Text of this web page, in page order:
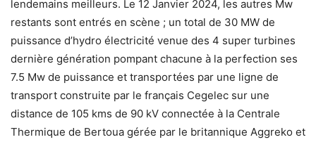
lendemains meilleurs. Le 12 Janvier 2024, les autres Mw
restants sont entrés en scène ; un total de 30 MW de
puissance d’hydro électricité venue des 4 super turbines
dernière génération pompant chacune à la perfection ses
7.5 Mw de puissance et transportées par une ligne de
transport construite par le français Cegelec sur une
distance de 105 kms de 90 kV connectée à la Centrale
Thermique de Bertoua gérée par le britannique Aggreko et